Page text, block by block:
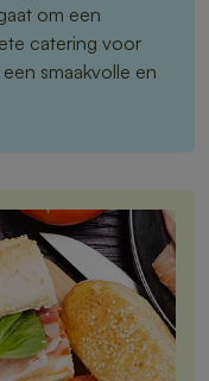
om een
catering voor
smaakvolle en